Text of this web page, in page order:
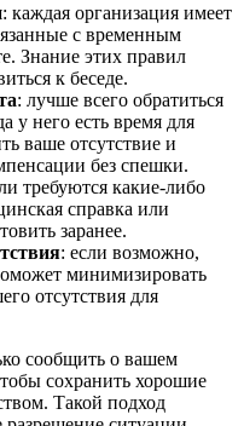
: каждая организация имеет
с временным
Знание этих правил
к беседе.
: лучше всего обратиться
у него есть время для
ваше отсутствие и
без спешки.
требуются какие-либо
справка или
заранее.
: если возможно,
минимизировать
отсутствия для
сообщить о вашем
сохранить хорошие
Такой подход